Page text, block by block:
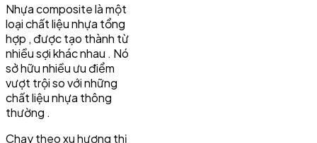
Nhựa composite là một
loại chất liệu nhựa tổng
hợp , được tạo thành từ
nhiều sợi khác nhau . Nó
sở hữu nhiều ưu điểm
vượt trội so với những
chất liệu nhựa thông
thường .
Chạy theo xu hương thị